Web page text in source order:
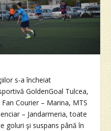
s-a încheiat
GoldenGoal Tulcea,
Courier – Marina, MTS
– Jandarmeria, toate
goluri şi suspans până în